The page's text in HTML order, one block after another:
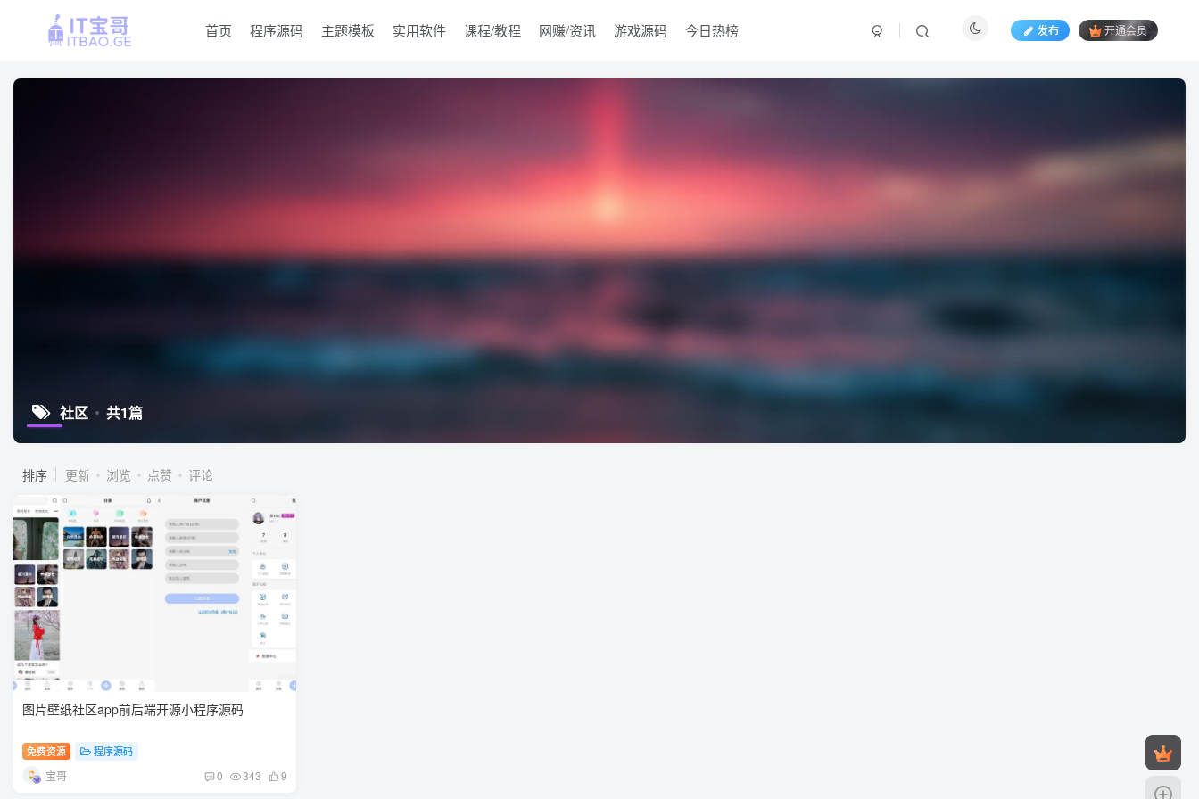
首页 程序源码 主题模板 实用软件 课程/教程 网赚/资讯 游戏源码 今日热榜 发布 开通会员
社区 共1篇
排序 更新 浏览 点赞 评论
图片壁纸社区app前后端开源小程序源码
免费资源 程序源码
宝哥 0 343 9